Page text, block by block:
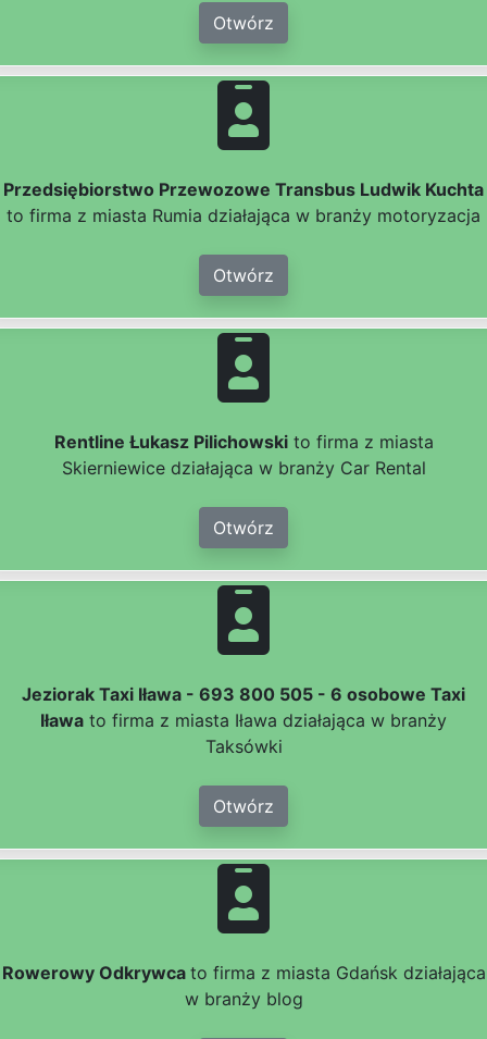
Otwórz
Przedsiębiorstwo Przewozowe Transbus Ludwik Kuchta
to firma z miasta Rumia działająca w branży motoryzacja
Otwórz
Rentline Łukasz Pilichowskito firma z miasta
Skierniewice działająca w branży Car Rental
Otwórz
Jeziorak Taxi Iława - 693 800 505 - 6 osobowe Taxi
Iława to firma z miasta Iława działająca w branży
Taksówki
Otwórz
Rowerowy Odkrywca to firma z miasta Gdańsk działająca
w branży blog